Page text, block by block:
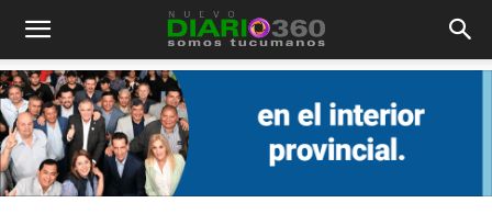
Diario
360